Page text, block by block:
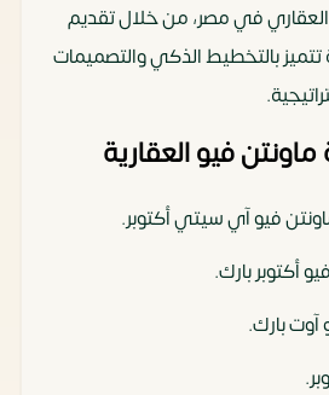
العقاري في مصر، من خلال تقديم
بالتخطيط الذكي والتصميمات
فيو العقارية
فيو آي سيتي أكتوبر.
أكتوبر بارك.
آوت بارك.